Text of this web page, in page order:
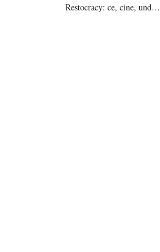
Restocracy: ce, cine, unde...